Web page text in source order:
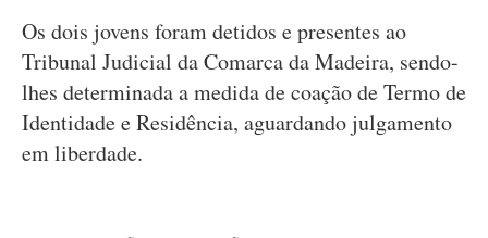
Os dois jovens foram detidos e presentes ao
Tribunal Judicial da Comarca da Madeira, sendo-
lhes determinada a medida de coação de Termo de
Identidade e Residência, aguardando julgamento
em liberdade.